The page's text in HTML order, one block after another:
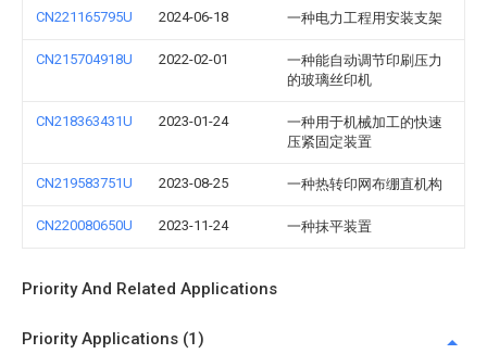
CN221165795U 2024-06-18 一种电力工程用安装支架
CN215704918U 2022-02-01
一种能自动调节印刷压力
的玻璃丝印机
CN218363431U 2023-01-24
一种用于机械加工的快速
压紧固定装置
CN219583751U 2023-08-25 一种热转印网布绷直机构
CN220080650U 2023-11-24 一种抹平装置
Priority And Related Applications
Priority Applications (1)